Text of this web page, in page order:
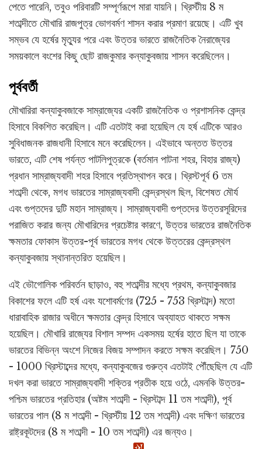
পেতে পারেনি, তবুও পরিবারটি সম্পূর্ণরূপে মারা যায়নি। খ্রিস্টীয় 8 ম
শতাব্দীতে মৌখারি রাজপুত্র ভোগবর্মণ শাসন করার প্রমাণ রয়েছে। এটি খুব
সম্ভব যে হর্ষের মৃত্যুর পরে এবং উত্তর ভারতে রাজনৈতিক নৈরাজ্যের
সময়কালে বংশের কিছু ছোট রাজকুমার কন্যাকুবজায় শাসন করেছিলেন।
পূর্ববর্তী
মৌখারিরা কন্যাকুবজাকে সাম্রাজ্যের একটি রাজনৈতিক ও প্রশাসনিক কেন্দ্র
হিসাবে বিকশিত করেছিল। এটি এতটাই করা হয়েছিল যে হর্ষ এটিকে আরও
সুবিধাজনক রাজধানী হিসাবে মনে করেছিলেন। এইভাবে অন্তত উত্তর
ভারতে, এটি শেষ পর্যন্ত পাটলিপুত্রকে (বর্তমান পাটনা শহর, বিহার রাজ্য)
প্রধান সাম্রাজ্যবাদী শহর হিসাবে প্রতিস্থাপন করে। খ্রিস্টপূর্ব 6 তম
শতাব্দী থেকে, মগধ ভারতের সাম্রাজ্যবাদী কেন্দ্রস্থল ছিল, বিশেষত মৌর্য
এবং গুপ্তদের দুটি মহান সাম্রাজ্য। সাম্রাজ্যবাদী গুপ্তদের উত্তরসূরিদের
পরাজিত করার জন্য মৌখারিদের প্রচেষ্টার কারণে, উত্তর ভারতের রাজনৈতিক
ক্ষমতার ফোকাস উত্তর-পূর্ব ভারতের মগধ থেকে উত্তরের কেন্দ্রস্থল
কন্যাকুবজায় স্থানান্তরিত হয়েছিল।
এই ভৌগোলিক পরিবর্তন ছাড়াও, বহু শতাব্দীর মধ্যে প্রথম, কন্যাকুবজার
বিকাশের ফলে এটি হর্ষ এবং যশোবর্মণের (725 - 753 খ্রিস্টাব্দ) মতো
ধারাবাহিক রাজার অধীনে ক্ষমতার কেন্দ্র হিসাবে অব্যাহত থাকতে সক্ষম
হয়েছিল। মৌখারি রাজ্যের বিশাল সম্পদ একসময় হর্ষের হাতে ছিল যা তাকে
ভারতের বিভিন্ন অংশে নিজের বিজয় সম্পাদন করতে সক্ষম করেছিল। 750
- 1000 খ্রিস্টাব্দের মধ্যে, কন্যাকুবজের গুরুত্ব এতটাই পৌঁছেছিল যে এটি
দখল করা ভারতে সাম্রাজ্যবাদী শক্তির প্রতীক হয়ে ওঠে, এমনকি উত্তর-
পশ্চিম ভারতের প্রতিহার (অষ্টম শতাব্দী - খ্রিস্টাব্দ 11 তম শতাব্দী), পূর্ব
ভারতের পাল (8 ম শতাব্দী - খ্রিস্টীয় 12 তম শতাব্দী) এবং দক্ষিণ ভারতের
রাষ্ট্রকূটদের (8 ম শতাব্দী - 10 তম শতাব্দী) এর জন্যও।